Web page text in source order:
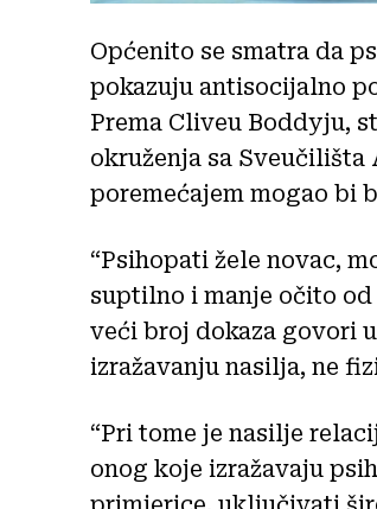
Općenito se smatra da
pokazuju antisocijalno
Prema Cliveu Boddyju,
okruženja sa
poremećajem mogao bi
“Psihopati žele novac,
suptilno i manje očito
veći broj dokaza govori
izražavanju nasilja, ne
“Pri tome je nasilje
onog koje izražavaju